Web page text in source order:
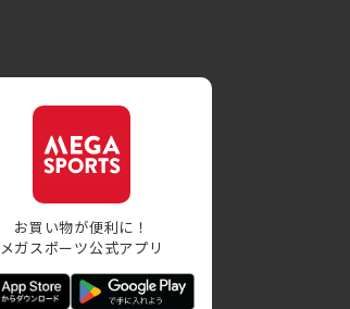
お買い物が便利に！
メガスポーツ公式アプリ